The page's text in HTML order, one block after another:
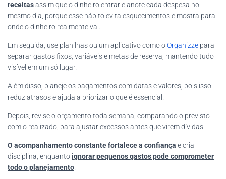
receitasassim que o dinheiro entrar e anote cada despesa no
mesmo dia, porque esse hábito evita esquecimentos e mostra para
onde o dinheiro realmente vai.
Em seguida, use planilhas ou um aplicativo como oOrganizze para
separar gastos fixos, variáveis e metas de reserva, mantendo tudo
visível em um só lugar.
Além disso, planeje os pagamentos com datas e valores, pois isso
reduz atrasos e ajuda a priorizar o que é essencial.
Depois, revise o orçamento toda semana, comparando o previsto
com o realizado, para ajustar excessos antes que virem dívidas.
O acompanhamento constante fortalece a confiança e cria
disciplina, enquantoignorar pequenos gastos pode comprometer
todo o planejamento